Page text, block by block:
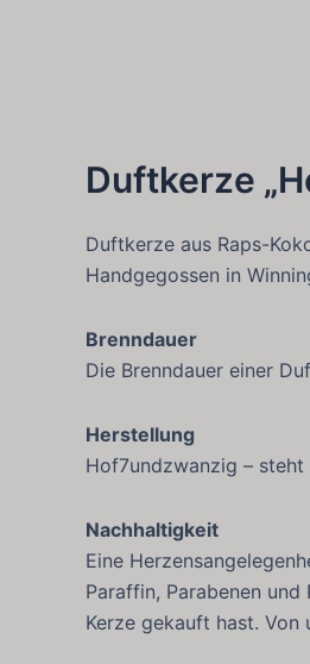
Duftkerze
Duftkerze aus Raps-
Handgegossen in
Brenndauer
Die Brenndauer einer
Herstellung
Hof7undzwanzig –
Nachhaltigkeit
Eine
Paraffin, Parabenen
Kerze gekauft hast.